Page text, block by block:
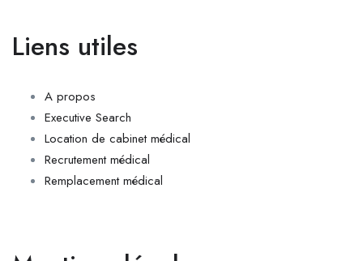
Liens utiles
A propos
Executive Search
Location de cabinet médical
Recrutement médical
Remplacement médical